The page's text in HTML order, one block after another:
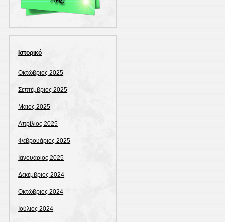
Ιστορικό
Οκτώβριος 2025
Σεπτέμβριος 2025
Μάιος 2025
Απρίλιος 2025
Φεβρουάριος 2025
Ιανουάριος 2025
Δεκέμβριος 2024
Οκτώβριος 2024
Ιούλιος 2024